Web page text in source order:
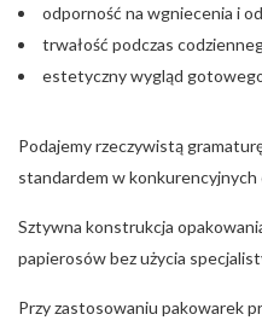
odporność na wgniecenia i
trwałość podczas
estetyczny wygląd
Podajemy rzeczywistą
standardem w
Sztywna konstrukcja
papierosów bez użycia
Przy zastosowaniu pakowarek